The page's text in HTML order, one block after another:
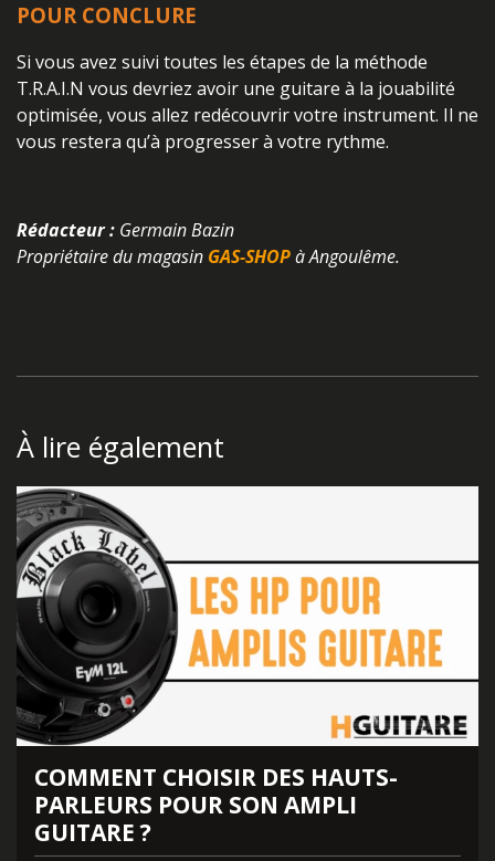
POUR CONCLURE
Si vous avez suivi toutes les étapes de la méthode
T.R.A.I.N vous devriez avoir une guitare à la jouabilité
optimisée, vous allez redécouvrir votre instrument. Il ne
vous restera qu’à progresser à votre rythme.
Rédacteur : Germain Bazin
Propriétaire du magasin GAS-SHOPà Angoulême.
À lire également
COMMENT CHOISIR DES HAUTS-
PARLEURS POUR SON AMPLI
GUITARE ?